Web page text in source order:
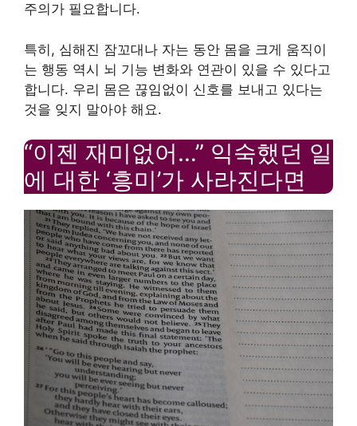
주의가 필요합니다.
특히, 심해진 잠꼬대나 자는 동안 몸을 크게 움직이
는 행동 역시 뇌 기능 변화와 연관이 있을 수 있다고
합니다. 우리 몸은 끊임없이 신호를 보내고 있다는
것을 잊지 말아야 해요.
“이젠 재미없어…” 익숙했던 일
에 대한 ‘흥미’가 사라진다면